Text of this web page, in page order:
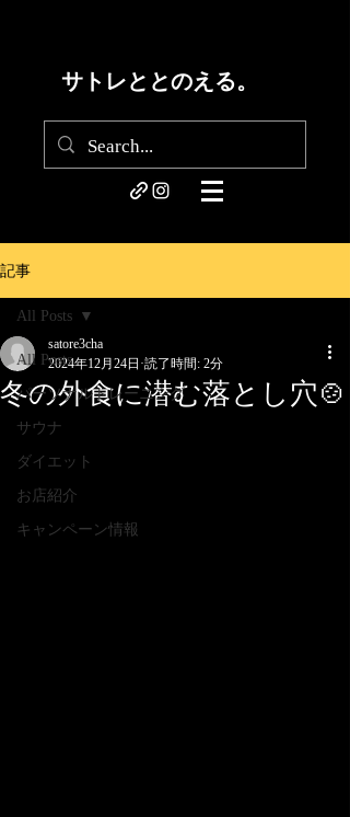
サトレととのえる。
記事
All Posts
パーソナルトレーニング
サウナ
ダイエット
お店紹介
キャンペーン情報
All Posts
冬の外食に潜む落とし穴🍲
satore3cha
2024年12月24日 読了時間: 2分